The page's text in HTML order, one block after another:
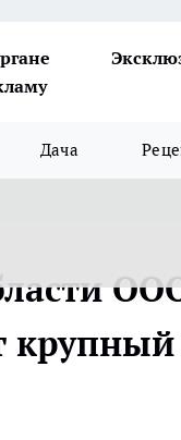
Дача